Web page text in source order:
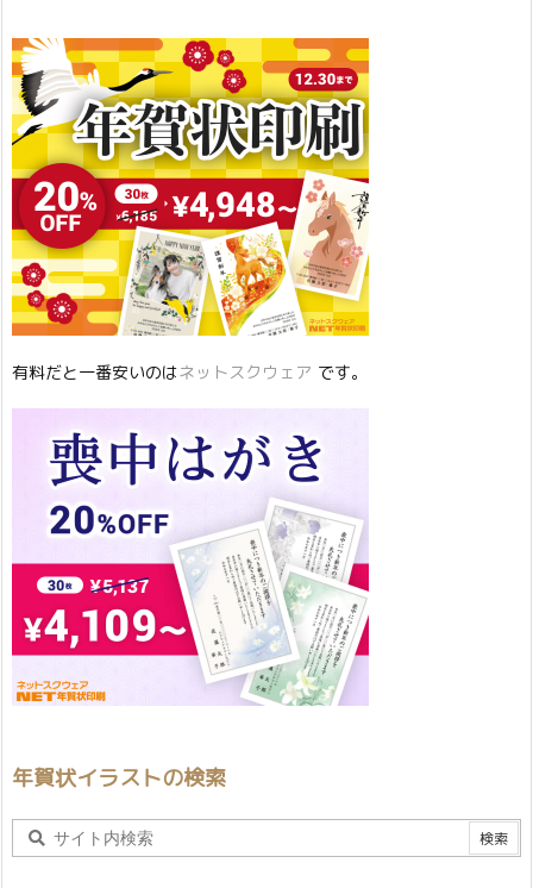
有料だと一番安いのはネットスクウェア です。
年賀状イラストの検索